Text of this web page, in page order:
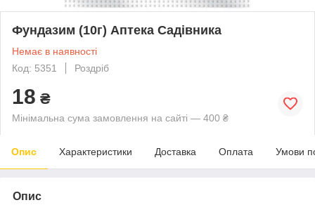
Фундазим (10г) Аптека Садівника
Немає в наявності
Код: 5351
Роздріб
18 ₴
Мінімальна сума замовлення на сайті — 400 ₴
Опис Характеристики Доставка Оплата Умови
Опис